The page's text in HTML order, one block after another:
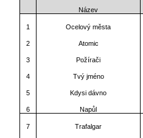
Název
1 Ocelový města
2 Atomic
3 Požírači
4 Tvý jméno
5 Kdysi dávno
6 Napůl
7 Trafalgar